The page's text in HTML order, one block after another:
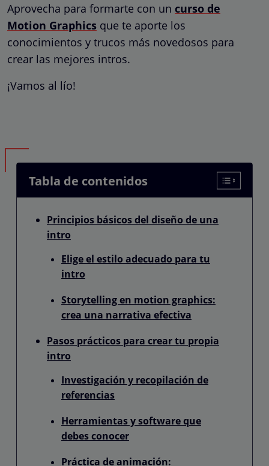
Aprovecha para formarte con un curso de
Motion Graphics que te aporte los
conocimientos y trucos más novedosos para
crear las mejores intros.
¡Vamos al lío!
Tabla de contenidos
Principios básicos del diseño de una
intro
Elige el estilo adecuado para tu
intro
Storytelling en motion graphics:
crea una narrativa efectiva
Pasos prácticos para crear tu propia
intro
Investigación y recopilación de
referencias
Herramientas y software que
debes conocer
Práctica de animación: